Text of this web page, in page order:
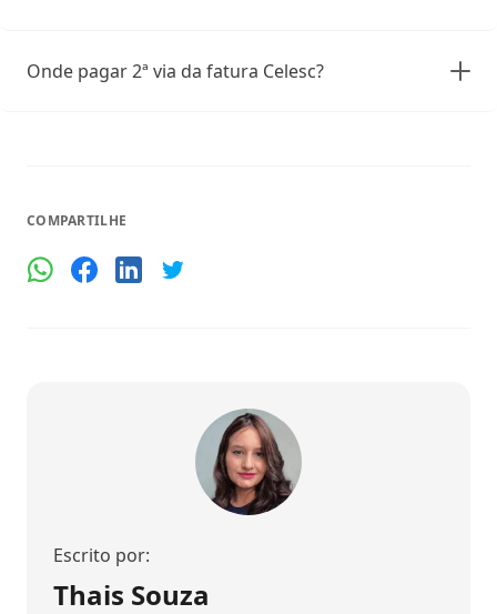
Onde pagar 2ª via da fatura Celesc?
COMPARTILHE
Escrito por:
Thais Souza